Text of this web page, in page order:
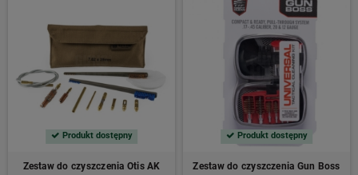
Produkt dostępny
Zestaw do czyszczenia Otis AK
Produkt dostępny
Zestaw do czyszczenia Gun Boss